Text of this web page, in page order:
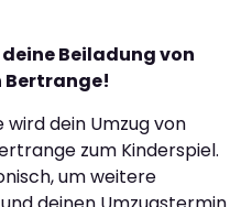
Beiladung von
Bertrange!
dein Umzug von
zum Kinderspiel.
um weitere